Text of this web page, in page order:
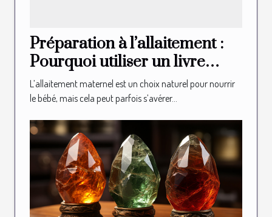
Préparation à l’allaitement :
Pourquoi utiliser un livre
illustré d’allaitement ?
L’allaitement maternel est un choix naturel pour nourrir
le bébé, mais cela peut parfois s’avérer...